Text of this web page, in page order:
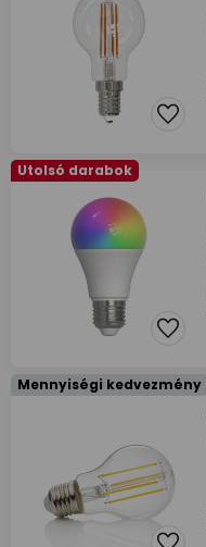
Utolsó darabok
Mennyiségi kedvezmény